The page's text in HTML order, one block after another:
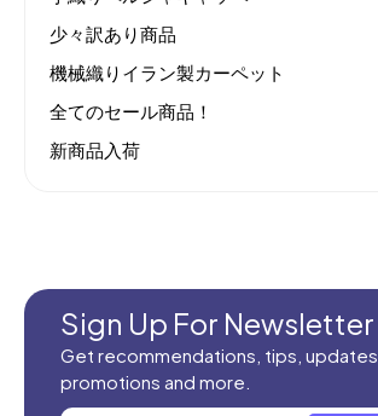
少々訳あり商品
機械織りイラン製カーペット
全てのセール商品！
新商品入荷
Sign Up For Newsletter
Get recommendations, tips, updates,
promotions and more.